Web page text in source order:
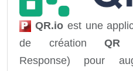
QR.ioest une
de créationQR
Response) pour